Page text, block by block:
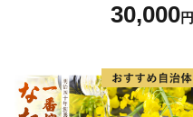
30,000円